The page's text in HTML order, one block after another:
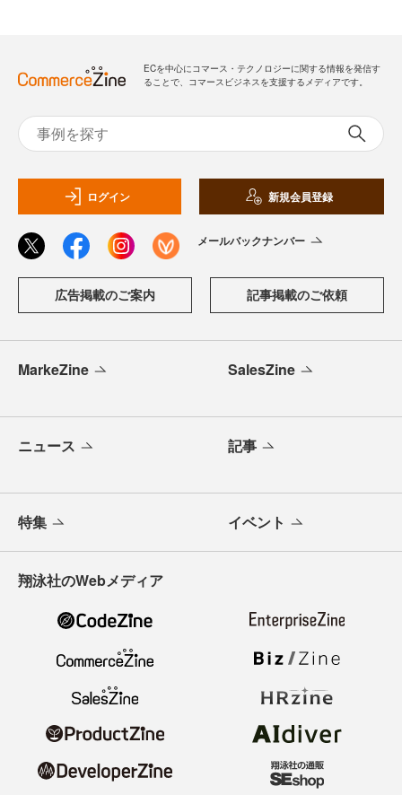
ECを中心にコマース・テクノロジーに関する情報を発信す
ることで、コマースビジネスを支援するメディアです。
ログイン 新規会員登録
メールバックナンバー
広告掲載のご案内 記事掲載のご依頼
MarkeZine SalesZine
ニュース 記事
特集 イベント
翔泳社のWebメディア